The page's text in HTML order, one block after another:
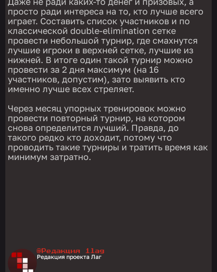
просто ради интереса на то, кто лучше всего
играет. Составить список участников и по
классической double-elimination сетке
провести небольшой турнир, где смахнутся
лучшие игроки в верхней сетке, лучшие из
нижней. В итоге один такой турнир можно
провести за 2 дня максимум (на 16
участников, допустим), зато выявить кто
именно лучше всех стреляет.
Через месяц упорных тренировок можно
провести повторный турнир, на котором
снова определится лучший. Правда, до
такого редко кто доходит, потому что
проводить такие турниры и тратить время как
минимум затратно.
@Редакция 1lag
Редакция проекта Лаг